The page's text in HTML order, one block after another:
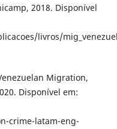
2018. Disponível
livros/
Migration,
Disponível em:
crime-latam-eng-